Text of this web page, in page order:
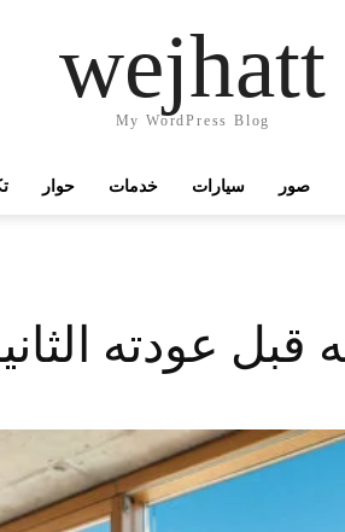
wejhatt
My WordPress Blog
حوار خدمات سيارات صور